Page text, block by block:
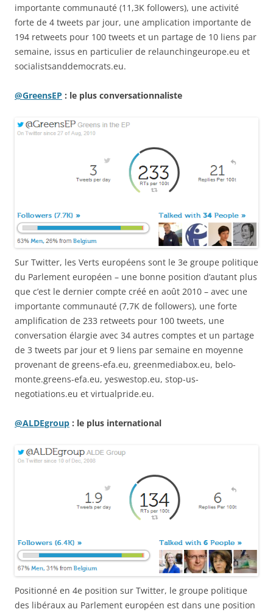
importante communauté (11,3K followers), une activité
forte de 4 tweets par jour, une amplication importante de
194 retweets pour 100 tweets et un partage de 10 liens par
semaine, issus en particulier de relaunchingeurope.eu et
socialistsanddemocrats.eu.
@GreensEP : le plus conversationnaliste
Sur Twitter, les Verts européens sont le 3e groupe politique
du Parlement européen – une bonne position d’autant plus
que c’est le dernier compte créé en août 2010 – avec une
importante communauté (7,7K de followers), une forte
amplification de 233 retweets pour 100 tweets, une
conversation élargie avec 34 autres comptes et un partage
de 3 tweets par jour et 9 liens par semaine en moyenne
provenant de greens-efa.eu, greenmediabox.eu, belo-
monte.greens-efa.eu, yeswestop.eu, stop-us-
negotiations.eu et virtualpride.eu.
@ALDEgroup : le plus international
Positionné en 4e position sur Twitter, le groupe politique
des libéraux au Parlement européen est dans une position